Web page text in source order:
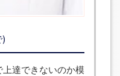
)
達できないのか模